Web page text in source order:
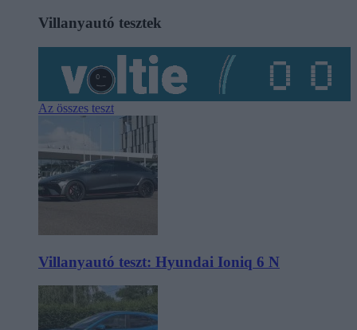
Villanyautó tesztek
Az összes teszt
Villanyautó teszt: Hyundai Ioniq 6 N